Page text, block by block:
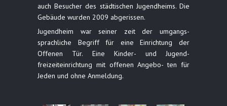
auch Besucher des städtischen Jugendheims. Die
Gebäude wurden 2009 abgerissen.
Jugendheim war seiner zeit der umgangs-
sprachliche Begriff für eine Einrichtung der
Offenen Tür. Eine Kinder- und Jugend-
freizeiteinrichtung mit offenen Angebo- ten für
Jeden und ohne Anmeldung.